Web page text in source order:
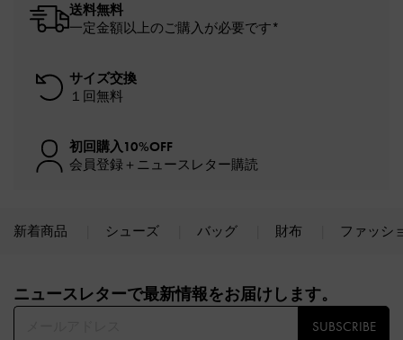
送料無料
一定金額以上のご購入が必要です*
サイズ交換
１回無料
初回購入10%OFF
会員登録＋ニュースレター購読
新着商品 シューズ バッグ 財布 ファッシ
ニュースレターで最新情報をお届けします。​
SUBSCRIBE